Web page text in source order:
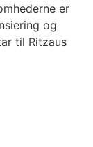
er
og
til Ritzaus